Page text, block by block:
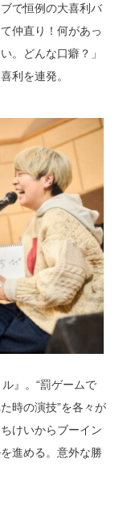
で恒例の大喜利バ
仲直り！何があっ
。どんな口癖？」
利を連発。
』。“罰ゲームで
時の演技”を各々が
けいからブーイン
進める。意外な勝